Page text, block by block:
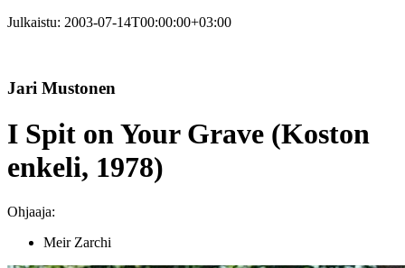
Julkaistu: 2003-07-14T00:00:00+03:00
Jari Mustonen
I Spit on Your Grave (Koston
enkeli, 1978)
Ohjaaja:
Meir Zarchi